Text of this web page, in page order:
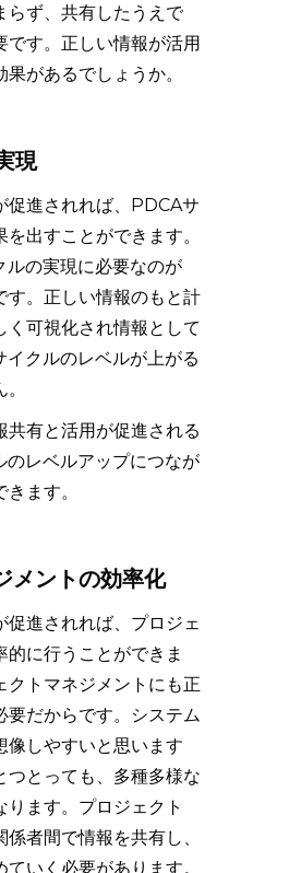
らず、共有したうえで
です。正しい情報が活用
があるでしょうか。
現
促進されれば、PDCAサ
出すことができます。
の実現に必要なのが
す。正しい情報のもと計
可視化され情報として
クルのレベルが上がる
共有と活用が促進される
レベルアップにつなが
ます。
メントの効率化
促進されれば、プロジェ
的に行うことができま
クトマネジメントにも正
要だからです。システム
像しやすいと思います
つとっても、多種多様な
ます。プロジェクト
者間で情報を共有し、
いく必要があります。